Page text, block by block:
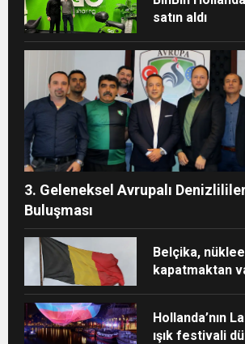
satın aldı
3. Geleneksel Avrupalı
Buluşması
Belçika,
kapatmaktan
Hollanda’nın
ışık festivali